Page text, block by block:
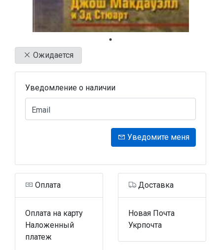
Ожидается
Уведомление о наличии
Email
Уведомите меня
Оплата
Оплата на карту
Наложенный
платеж
Доставка
Новая Почта
Укрпочта